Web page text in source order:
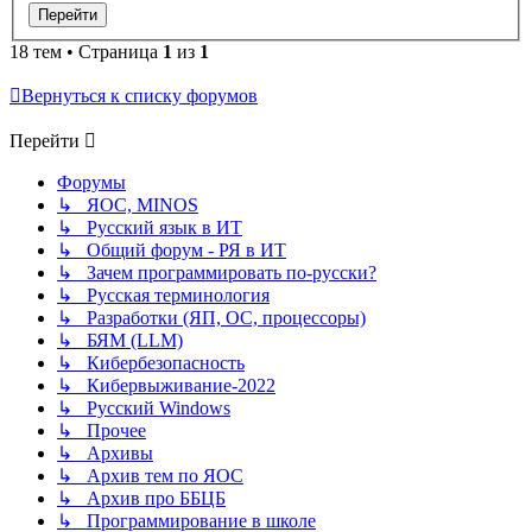
18 тем • Страница 1 из 1
Вернуться к списку форумов
Перейти
Форумы
↳ ЯОС, MINOS
↳ Русский язык в ИТ
↳ Общий форум - РЯ в ИТ
↳ Зачем программировать по-русски?
↳ Русская терминология
↳ Разработки (ЯП, ОС, процессоры)
↳ БЯМ (LLM)
↳ Кибербезопасность
↳ Кибервыживание-2022
↳ Русский Windows
↳ Прочее
↳ Архивы
↳ Архив тем по ЯОС
↳ Архив про ББЦБ
↳ Программирование в школе